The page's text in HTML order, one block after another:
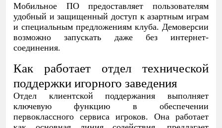
Мобильное ПО предоставляет пользователям
удобный и защищенный доступ к азартным играм
и специальным предложениям клуба. Демоверсии
возможно запускать даже без интернет-
соединения.
Как работает отдел технической
поддержки игорного заведения
Отдел клиентской поддержания выполняет
ключевую функцию в обеспечении
первоклассного сервиса игроков. Она работает